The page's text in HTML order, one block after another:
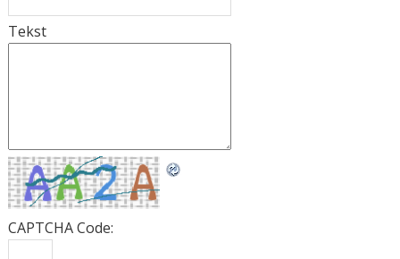
Tekst
CAPTCHA Code: